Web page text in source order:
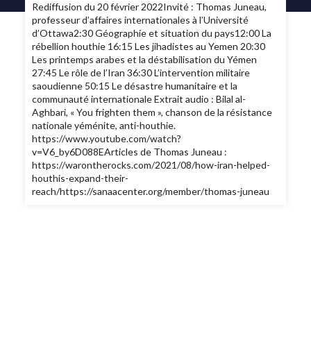
Rediffusion du 20 février 2022Invité : Thomas Juneau,
professeur d’affaires internationales à l’Université
d’Ottawa2:30 Géographie et situation du pays12:00 La
rébellion houthie 16:15 Les jihadistes au Yemen 20:30
Les printemps arabes et la déstabilisation du Yémen
27:45 Le rôle de l’Iran 36:30 L’intervention militaire
saoudienne 50:15 Le désastre humanitaire et la
communauté internationale Extrait audio : Bilal al-
Aghbari, « You frighten them », chanson de la résistance
nationale yéménite, anti-houthie.
https://www.youtube.com/watch?
v=V6_by6D088EArticles de Thomas Juneau :
https://warontherocks.com/2021/08/how-iran-helped-
houthis-expand-their-
reach/https://sanaacenter.org/member/thomas-juneau